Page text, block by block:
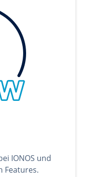
IONOS und
Features.